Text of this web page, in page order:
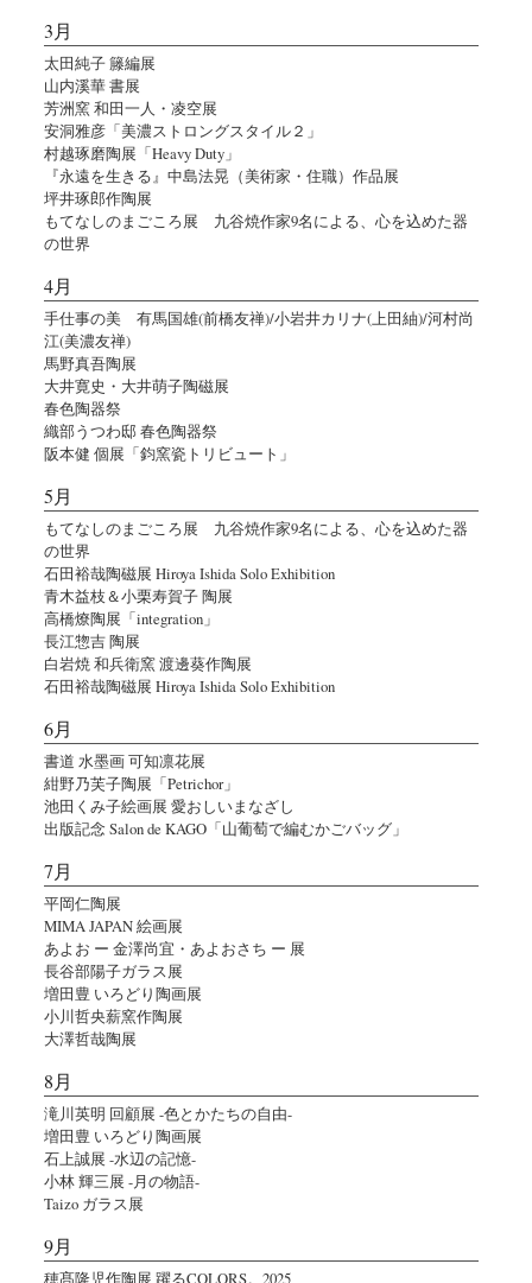
3月
太田純子 籐編展
山内溪華 書展
芳洲窯 和田一人・凌空展
安洞雅彦「美濃ストロングスタイル２」
村越琢磨陶展「Heavy Duty」
『永遠を生きる』中島法晃（美術家・住職）作品展
坪井琢郎作陶展
もてなしのまごころ展 九谷焼作家9名による、心を込めた器
の世界
4月
手仕事の美 有馬国雄(前橋友禅)/小岩井カリナ(上田紬)/河村尚
江(美濃友禅)
馬野真吾陶展
大井寛史・大井萌子陶磁展
春色陶器祭
織部うつわ邸 春色陶器祭
阪本健 個展「鈞窯瓷トリビュート」
5月
もてなしのまごころ展 九谷焼作家9名による、心を込めた器
の世界
石田裕哉陶磁展 Hiroya Ishida Solo Exhibition
青木益枝＆小栗寿賀子 陶展
高橋燎陶展「integration」
長江惣吉 陶展
白岩焼 和兵衛窯 渡邊葵作陶展
石田裕哉陶磁展 Hiroya Ishida Solo Exhibition
6月
書道 水墨画 可知凛花展
紺野乃芙子陶展「Petrichor」
池田くみ子絵画展 愛おしいまなざし
出版記念 Salon de KAGO「山葡萄で編むかごバッグ」
7月
平岡仁陶展
MIMA JAPAN 絵画展
あよお ー 金澤尚宜・あよおさち ー 展
長谷部陽子ガラス展
増田豊 いろどり陶画展
小川哲央薪窯作陶展
大澤哲哉陶展
8月
滝川英明 回顧展 -色とかたちの自由-
増田豊 いろどり陶画展
石上誠展 -水辺の記憶-
小林 輝三展 -月の物語-
Taizo ガラス展
9月
穂髙隆児作陶展 躍るCOLORS。2025